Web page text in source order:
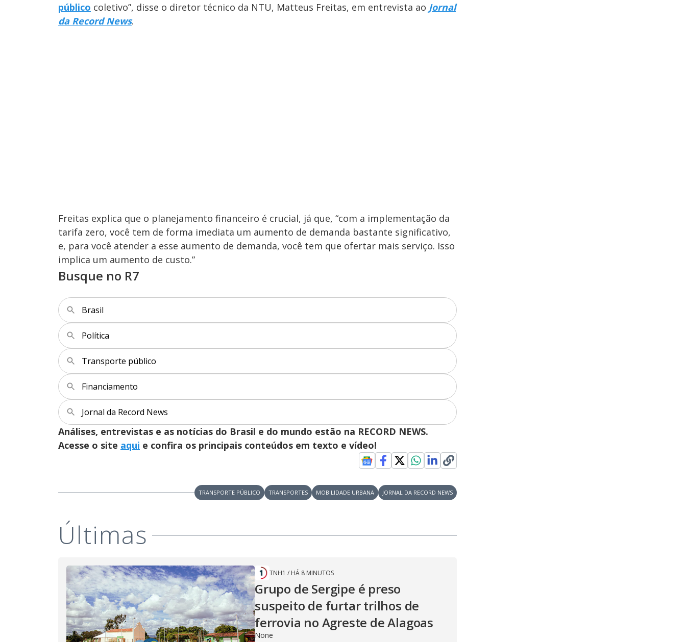
o
público coletivo”, disse o diretor técnico da NTU, Matteus Freitas, em entrevista ao Jornal
da Record News.
Freitas explica que o planejamento financeiro é crucial, já que, “com a implementação da
tarifa zero, você tem de forma imediata um aumento de demanda bastante significativo,
e, para você atender a esse aumento de demanda, você tem que ofertar mais serviço. Isso
implica um aumento de custo.”
Busque no R7
Brasil
Política
Transporte público
Financiamento
Jornal da Record News
Análises, entrevistas e as notícias do Brasil e do mundo estão na RECORD NEWS.
Acesse o site aqui e confira os principais conteúdos em texto e vídeo!
TRANSPORTE PÚBLICO TRANSPORTES MOBILIDADE URBANA JORNAL DA RECORD NEWS
Últimas
TNH1 / HÁ 8 MINUTOS
Grupo de Sergipe é preso
suspeito de furtar trilhos de
ferrovia no Agreste de Alagoas
None